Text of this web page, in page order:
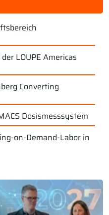
LOUPE Americas
Converting
Dosismesssystem
on-Demand-Labor in